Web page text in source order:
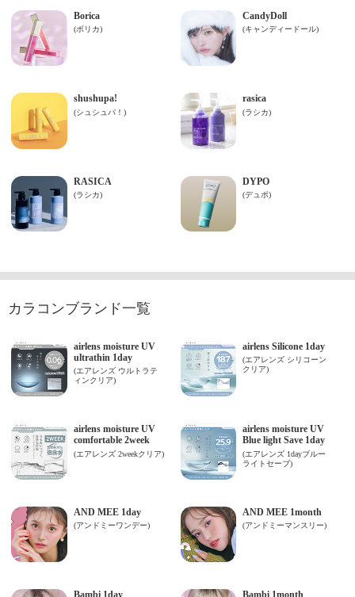
カラコンブランド一覧